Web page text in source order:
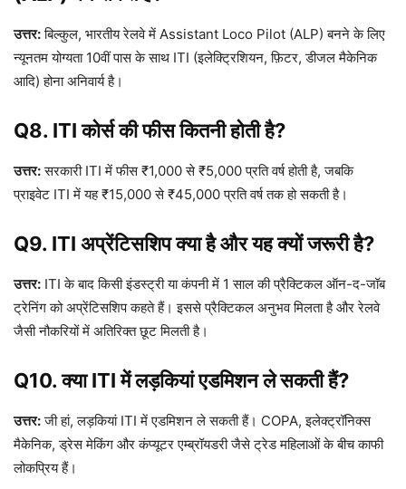
उत्तर:बिल्कुल, भारतीय रेलवे में Assistant Loco Pilot (ALP) बनने के लिए
न्यूनतम योग्यता 10वीं पास के साथ ITI (इलेक्ट्रिशियन, फ़िटर, डीजल मैकेनिक
आदि) होना अनिवार्य है।
Q8. ITI कोर्स की फीस कितनी होती है?
उत्तर:सरकारी ITI में फीस ₹1,000 से ₹5,000 प्रति वर्ष होती है, जबकि
प्राइवेट ITI में यह ₹15,000 से ₹45,000 प्रति वर्ष तक हो सकती है।
Q9. ITI अप्रेंटिसशिप क्या है और यह क्यों जरूरी है?
उत्तर: ITI के बाद किसी इंडस्ट्री या कंपनी में 1 साल की प्रैक्टिकल ऑन-द-जॉब
ट्रेनिंग को अप्रेंटिसशिप कहते हैं। इससे प्रैक्टिकल अनुभव मिलता है और रेलवे
जैसी नौकरियों में अतिरिक्त छूट मिलती है।
Q10. क्या ITI में लड़कियां एडमिशन ले सकती हैं?
उत्तर:जी हां, लड़कियां ITI में एडमिशन ले सकती हैं। COPA, इलेक्ट्रॉनिक्स
मैकेनिक, ड्रेस मेकिंग और कंप्यूटर एम्ब्रॉयडरी जैसे ट्रेड महिलाओं के बीच काफी
लोकप्रिय हैं।